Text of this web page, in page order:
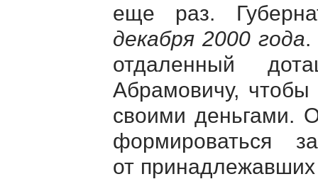
еще раз.
декабря 2000 года.
отдаленный
Абрамовичу,
своими деньгами.
формироваться
от